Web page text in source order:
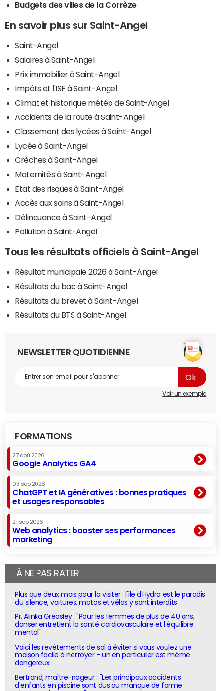
Budgets des villes de la Corrèze
En savoir plus sur Saint-Angel
Saint-Angel
Salaires à Saint-Angel
Prix immobilier à Saint-Angel
Impôts et l'ISF à Saint-Angel
Climat et historique météo de Saint-Angel
Accidents de la route à Saint-Angel
Classement des lycées à Saint-Angel
Lycée à Saint-Angel
Crèches à Saint-Angel
Maternités à Saint-Angel
Etat des risques à Saint-Angel
Accès aux soins à Saint-Angel
Délinquance à Saint-Angel
Pollution à Saint-Angel
Tous les résultats officiels à Saint-Angel
Résultat municipale 2026 à Saint-Angel
Résultats du bac à Saint-Angel
Résultats du brevet à Saint-Angel
Résultats du BTS à Saint-Angel
NEWSLETTER QUOTIDIENNE
Voir un exemple
FORMATIONS
27 aoû 2026
Google Analytics GA4
03 sep 2026
ChatGPT et IA génératives : bonnes pratiques
et usages responsables
21 sep 2026
Web analytics : booster ses performances
marketing
À NE PAS RATER
Plus que deux mois pour la visiter : l'île d'Hydra est le paradis
du silence, voitures, motos et vélos y sont interdits
Pr. Alinka Greasley : "Pour les femmes de plus de 40 ans,
danser entretient la santé cardiovasculaire et l'équilibre
mental"
Voici les revêtements de sol à éviter si vous voulez une
maison facile à nettoyer - un en particulier est même
dangereux
Bertrand, maître-nageur : "Les principaux accidents
d'enfants en piscine sont dus au manque de forme